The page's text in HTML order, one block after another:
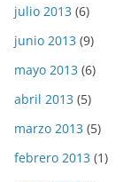
julio 2013 (6)
junio 2013 (9)
mayo 2013 (6)
abril 2013 (5)
marzo 2013 (5)
febrero 2013 (1)